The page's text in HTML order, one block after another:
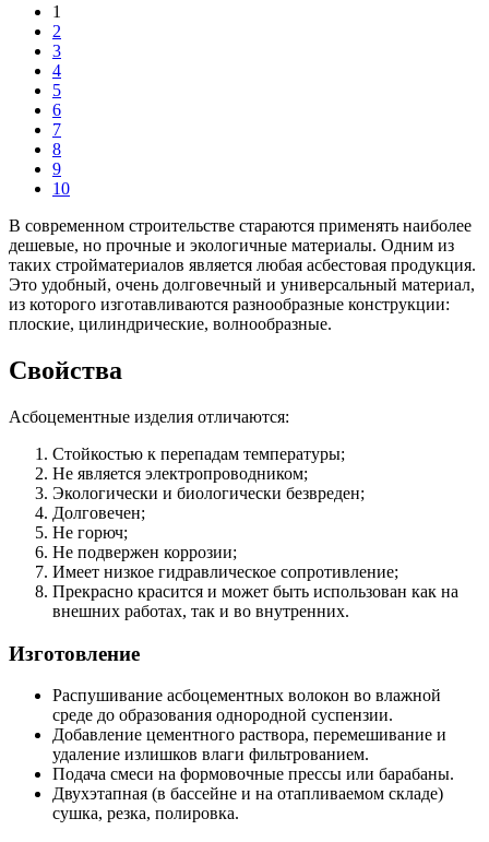
1
2
3
4
5
6
7
8
9
10
В современном строительстве стараются применять наиболее
дешевые, но прочные и экологичные материалы. Одним из
таких стройматериалов является любая асбестовая продукция.
Это удобный, очень долговечный и универсальный материал,
из которого изготавливаются разнообразные конструкции:
плоские, цилиндрические, волнообразные.
Свойства
Асбоцементные изделия отличаются:
Стойкостью к перепадам температуры;
Не является электропроводником;
Экологически и биологически безвреден;
Долговечен;
Не горюч;
Не подвержен коррозии;
Имеет низкое гидравлическое сопротивление;
Прекрасно красится и может быть использован как на
внешних работах, так и во внутренних.
Изготовление
Распушивание асбоцементных волокон во влажной
среде до образования однородной суспензии.
Добавление цементного раствора, перемешивание и
удаление излишков влаги фильтрованием.
Подача смеси на формовочные прессы или барабаны.
Двухэтапная (в бассейне и на отапливаемом складе)
сушка, резка, полировка.